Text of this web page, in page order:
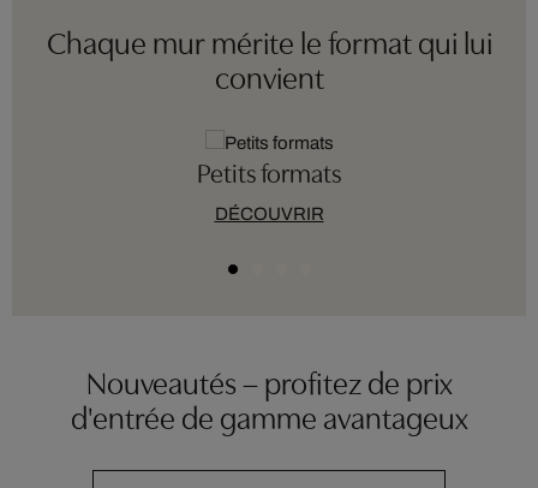
Chaque mur mérite le format qui lui
convient
Petits formats
DÉCOUVRIR
Nouveautés – profitez de prix
d'entrée de gamme avantageux